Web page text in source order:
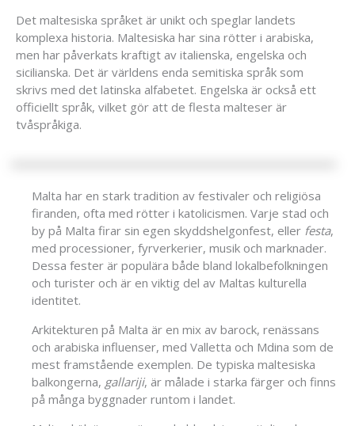
Det maltesiska språket är unikt och speglar landets
komplexa historia. Maltesiska har sina rötter i arabiska,
men har påverkats kraftigt av italienska, engelska och
sicilianska. Det är världens enda semitiska språk som
skrivs med det latinska alfabetet. Engelska är också ett
officiellt språk, vilket gör att de flesta malteser är
tvåspråkiga.
Malta har en stark tradition av festivaler och religiösa
firanden, ofta med rötter i katolicismen. Varje stad och
by på Malta firar sin egen skyddshelgonfest, eller festa,
med processioner, fyrverkerier, musik och marknader.
Dessa fester är populära både bland lokalbefolkningen
och turister och är en viktig del av Maltas kulturella
identitet.
Arkitekturen på Malta är en mix av barock, renässans
och arabiska influenser, med Valletta och Mdina som de
mest framstående exemplen. De typiska maltesiska
balkongerna, gallariji, är målade i starka färger och finns
på många byggnader runtom i landet.